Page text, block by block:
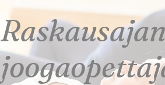
Raskausajan